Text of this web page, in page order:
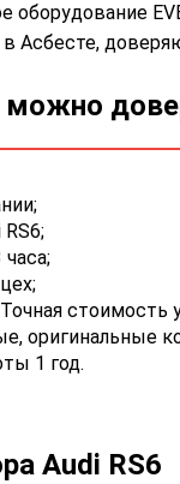
оборудование
Асбесте,
стоимость
оригинальные
1 год.
Audi RS6